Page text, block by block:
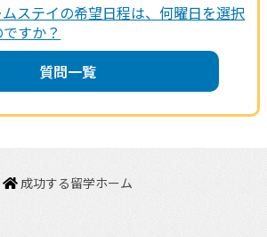
ステイの希望日程は、何曜日を選択
すか？
質問一覧
成功する留学ホーム